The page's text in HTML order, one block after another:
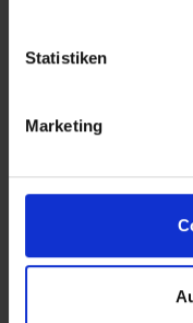
Statistiken
Marketing